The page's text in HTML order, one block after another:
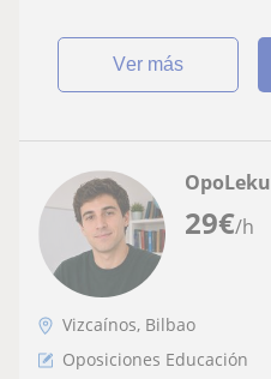
ver más
29€/h
OpoLeku
Vizcaínos, Bilbao
Oposiciones Educación